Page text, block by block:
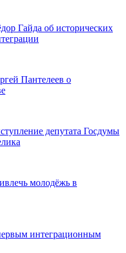
Гайда об исторических
Пантелеев о
депутата Госдумы
молодёжь в
интеграционным